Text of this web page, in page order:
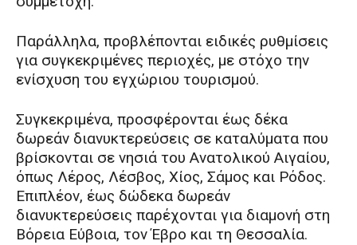
Παράλληλα, προβλέπονται ειδικές ρυθμίσεις
για συγκεκριμένες περιοχές, με στόχο την
ενίσχυση του εγχώριου τουρισμού.
Συγκεκριμένα, προσφέρονται έως δέκα
δωρεάν διανυκτερεύσεις σε καταλύματα που
βρίσκονται σε νησιά του Ανατολικού Αιγαίου,
όπως Λέρος, Λέσβος, Χίος, Σάμος και Ρόδος.
Επιπλέον, έως δώδεκα δωρεάν
διανυκτερεύσεις παρέχονται για διαμονή στη
Βόρεια Εύβοια, τον Έβρο και τη Θεσσαλία.